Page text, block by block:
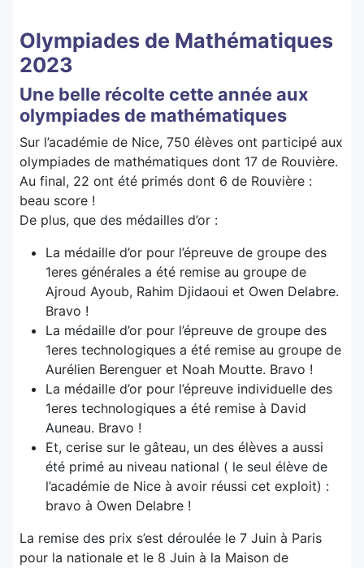
Olympiades de Mathématiques
2023
Une belle récolte cette année aux
olympiades de mathématiques
Sur l’académie de Nice, 750 élèves ont participé aux
olympiades de mathématiques dont 17 de Rouvière.
Au final, 22 ont été primés dont 6 de Rouvière :
beau score !
De plus, que des médailles d’or :
La médaille d’or pour l’épreuve de groupe des
1eres générales a été remise au groupe de
Ajroud Ayoub, Rahim Djidaoui et Owen Delabre.
Bravo !
La médaille d’or pour l’épreuve de groupe des
1eres technologiques a été remise au groupe de
Aurélien Berenguer et Noah Moutte. Bravo !
La médaille d’or pour l’épreuve individuelle des
1eres technologiques a été remise à David
Auneau. Bravo !
Et, cerise sur le gâteau, un des élèves a aussi
été primé au niveau national ( le seul élève de
l’académie de Nice à avoir réussi cet exploit) :
bravo à Owen Delabre !
La remise des prix s’est déroulée le 7 Juin à Paris
pour la nationale et le 8 Juin à la Maison de